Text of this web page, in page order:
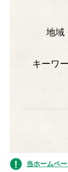
地域
キーワ
当ホームペ